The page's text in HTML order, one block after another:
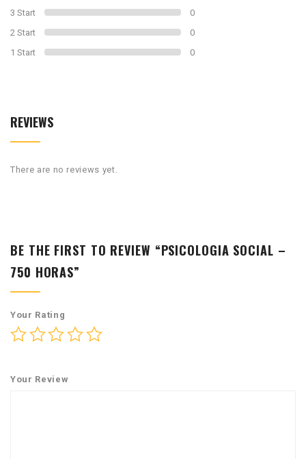
3 Start
0
2 Start
0
1 Start
0
REVIEWS
There are no reviews yet.
BE THE FIRST TO REVIEW “PSICOLOGIA SOCIAL –
750 HORAS”
Your Rating
Your Review